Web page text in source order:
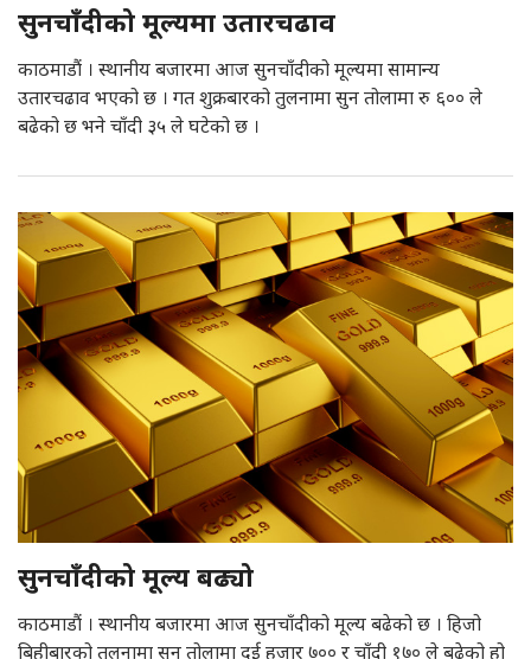
सुनचाँदीको मूल्यमा उतारचढाव
काठमाडौं । स्थानीय बजारमा आज सुनचाँदीको मूल्यमा सामान्य
उतारचढाव भएको छ । गत शुक्रबारको तुलनामा सुन तोलामा रु ६०० ले
बढेको छ भने चाँदी ३५ ले घटेको छ ।
सुनचाँदीको मूल्य बढ्यो
काठमाडौं । स्थानीय बजारमा आज सुनचाँदीको मूल्य बढेको छ । हिजो
बिहीबारको तुलनामा सुन तोलामा दुई हजार ७०० र चाँदी १७० ले बढेको हो